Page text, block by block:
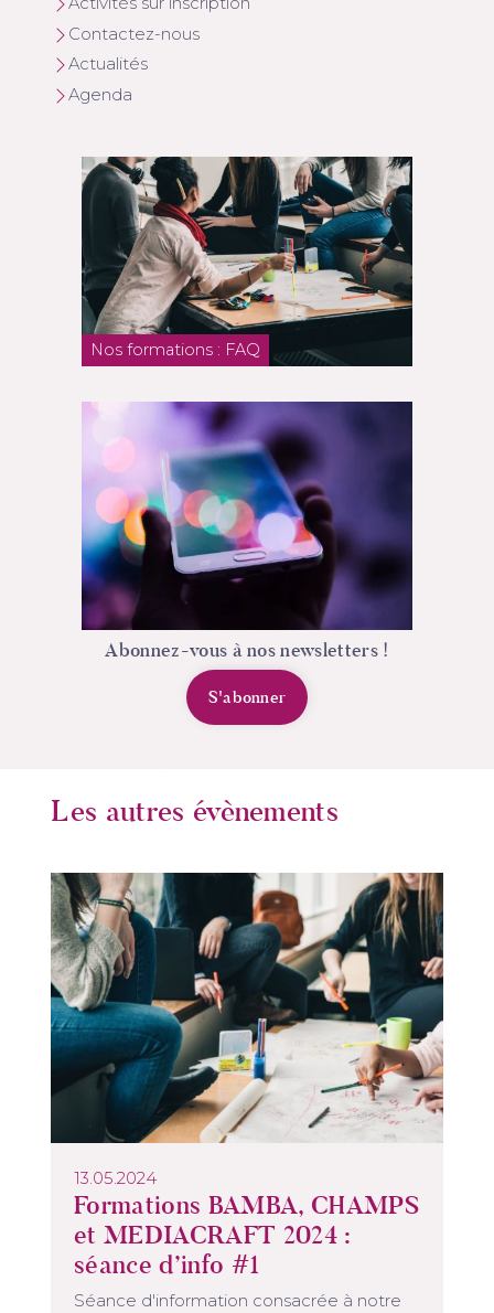
Contactez-nous
Actualités
Agenda
Nos formations : FAQ
Abonnez-vous à nos newsletters !
S'abonner
Les autres évènements
13.05.2024
Formations BAMBA, CHAMPS
et MEDIACRAFT 2024 :
séance d’info #1
Séance d'information consacrée à notre